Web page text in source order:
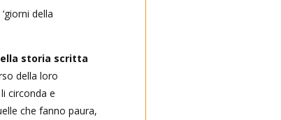
della
storia scritta
della loro
circonda e
che fanno paura,